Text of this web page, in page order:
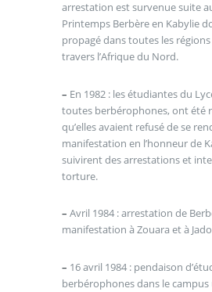
arrestation est survenue suite
Printemps Berbère en Kabylie
propagé dans toutes les
travers l’Afrique du Nord.
– En 1982 : les étudiantes du
toutes berbérophones, ont été
qu’elles avaient refusé de se
manifestation en l’honneur de
suivirent des arrestations et
torture.
– Avril 1984 : arrestation de
manifestation à Zouara et à
– 16 avril 1984 : pendaison
berbérophones dans le